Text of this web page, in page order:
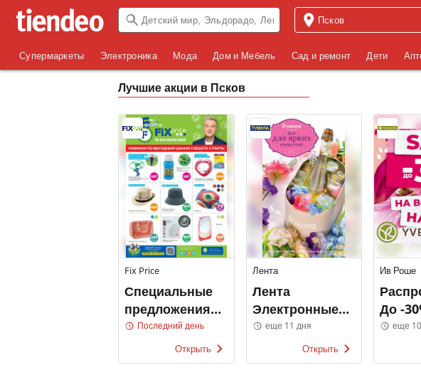
Супермаркеты Электроника Мода Дом и Мебель Сад и ремонт Дети
Лучшие акции в Псков
Fix Price
Специальные
предложения
Fix Price
Последний день
Открыть
Лента
Лента
Электронные
каталоги
еще 11 дня
Открыть
Ив Роше
До -
все!
еще